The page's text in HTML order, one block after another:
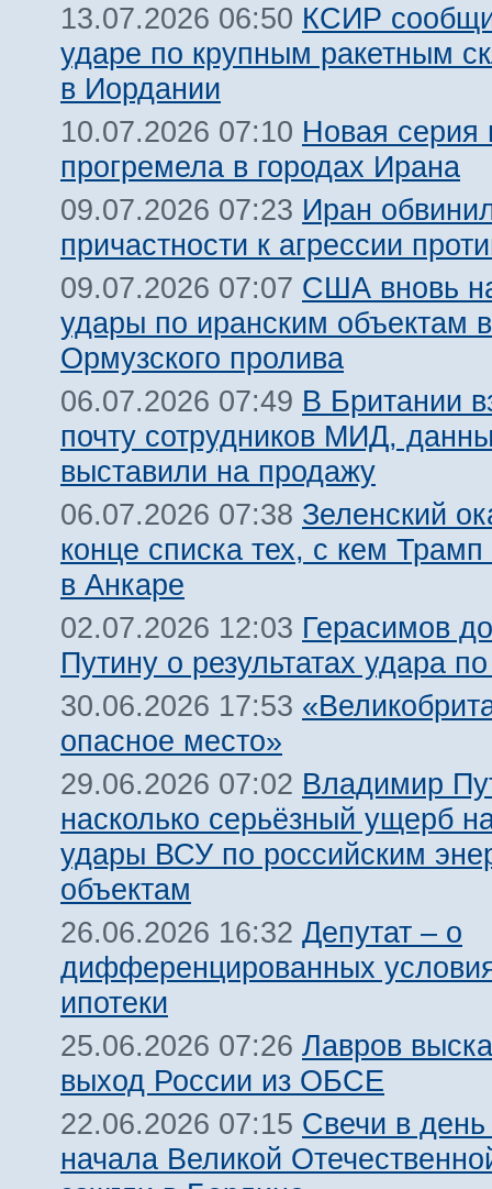
13.07.2026 06:50 КСИР
ударе по крупным ракетным
в Иордании
10.07.2026 07:10 Новая серия
прогремела в городах Ирана
09.07.2026 07:23 Иран
причастности к агрессии
09.07.2026 07:07 США вновь
удары по иранским объектам
Ормузского пролива
06.07.2026 07:49 В Британии
почту сотрудников МИД,
выставили на продажу
06.07.2026 07:38 Зеленский
конце списка тех, с кем Трамп
в Анкаре
02.07.2026 12:03 Герасимов
Путину о результатах удара
30.06.2026 17:53
опасное место»
29.06.2026 07:02 Владимир
насколько серьёзный ущерб
удары ВСУ по российским
объектам
26.06.2026 16:32 Депутат – о
дифференцированных
ипотеки
25.06.2026 07:26 Лавров
выход России из ОБСЕ
22.06.2026 07:15 Свечи в
начала Великой